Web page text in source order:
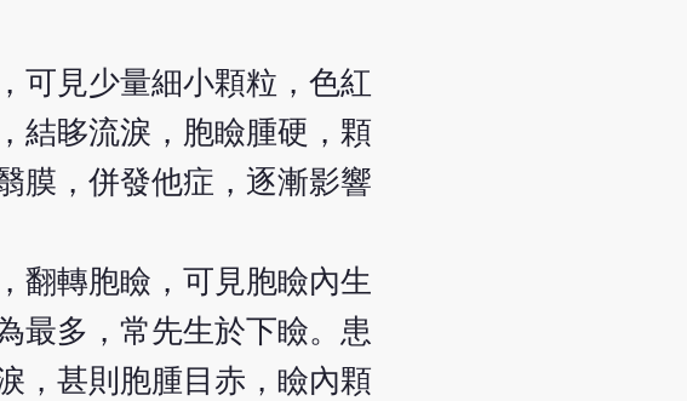
可見少量細小顆粒，色紅
結眵流淚，胞瞼腫硬，顆
膜，併發他症，逐漸影響
翻轉胞瞼，可見胞瞼內生
最多，常先生於下瞼。患
，甚則胞腫目赤，瞼內顆